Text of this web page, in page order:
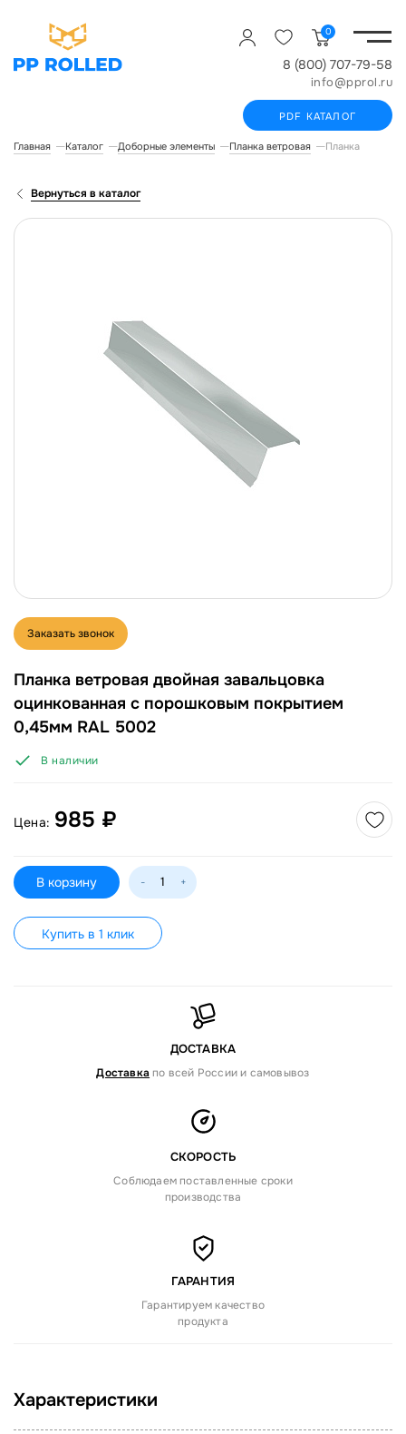
0
8 (800) 707-79-58
info@pprol.ru
PDF КАТАЛОГ
Главная Каталог Доборные элементы Планка ветровая Планка
Вернуться в каталог
Заказать звонок
Планка ветровая двойная завальцовка
оцинкованная с порошковым покрытием
0,45мм RAL 5002
В наличии
Цена: 985 ₽
В корзину - +
Купить в 1 клик
ДОСТАВКА
Доставка по всей России и самовывоз
СКОРОСТЬ
Соблюдаем поставленные сроки
производства
ГАРАНТИЯ
Гарантируем качество
продукта
Характеристики